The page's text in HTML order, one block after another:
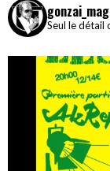
Seul le détail